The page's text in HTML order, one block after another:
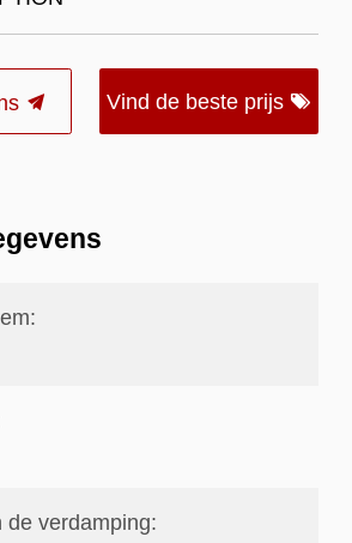
Vind de beste prijs
de verdamping: